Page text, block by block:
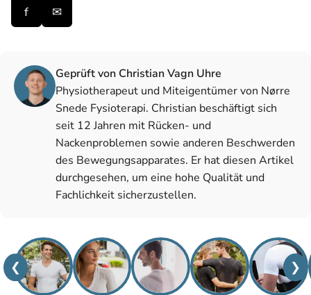
f ✉
Geprüft von Christian Vagn Uhre
Physiotherapeut und Miteigentümer von Nørre
Snede Fysioterapi. Christian beschäftigt sich
seit 12 Jahren mit Rücken- und
Nackenproblemen sowie anderen Beschwerden
des Bewegungsapparates. Er hat diesen Artikel
durchgesehen, um eine hohe Qualität und
Fachlichkeit sicherzustellen.
❮ ❯